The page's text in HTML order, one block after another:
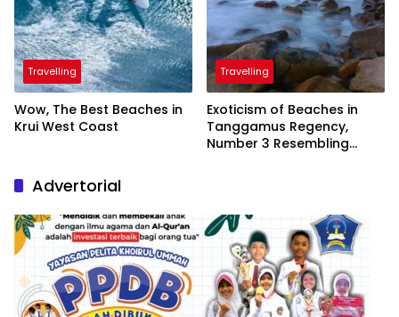
Travelling
Wow, The Best Beaches in
Krui West Coast
Travelling
Exoticism of Beaches in
Tanggamus Regency,
Number 3 Resembling
Advertorial